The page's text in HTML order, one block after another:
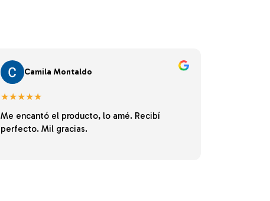
Camila Montaldo
★★★★★
Me encantó el producto, lo amé. Recibí
perfecto. Mil gracias.